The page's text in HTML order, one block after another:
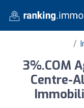
3%.COM
Centre-